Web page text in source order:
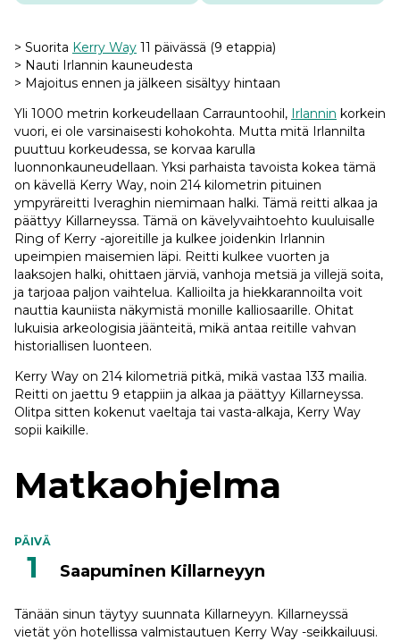
> Suorita Kerry Way 11 päivässä (9 etappia)
> Nauti Irlannin kauneudesta
> Majoitus ennen ja jälkeen sisältyy hintaan
Yli 1000 metrin korkeudellaan Carrauntoohil, Irlannin korkein
vuori, ei ole varsinaisesti kohokohta. Mutta mitä Irlannilta
puuttuu korkeudessa, se korvaa karulla
luonnonkauneudellaan. Yksi parhaista tavoista kokea tämä
on kävellä Kerry Way, noin 214 kilometrin pituinen
ympyräreitti Iveraghin niemimaan halki. Tämä reitti alkaa ja
päättyy Killarneyssa. Tämä on kävelyvaihtoehto kuuluisalle
Ring of Kerry -ajoreitille ja kulkee joidenkin Irlannin
upeimpien maisemien läpi. Reitti kulkee vuorten ja
laaksojen halki, ohittaen järviä, vanhoja metsiä ja villejä soita,
ja tarjoaa paljon vaihtelua. Kallioilta ja hiekkarannoilta voit
nauttia kauniista näkymistä monille kalliosaarille. Ohitat
lukuisia arkeologisia jäänteitä, mikä antaa reitille vahvan
historiallisen luonteen.
Kerry Way on 214 kilometriä pitkä, mikä vastaa 133 mailia.
Reitti on jaettu 9 etappiin ja alkaa ja päättyy Killarneyssa.
Olitpa sitten kokenut vaeltaja tai vasta-alkaja, Kerry Way
sopii kaikille.
Matkaohjelma
PÄIVÄ
1 Saapuminen Killarneyyn
Tänään sinun täytyy suunnata Killarneyyn. Killarneyssä
vietät yön hotellissa valmistautuen Kerry Way -seikkailuusi.